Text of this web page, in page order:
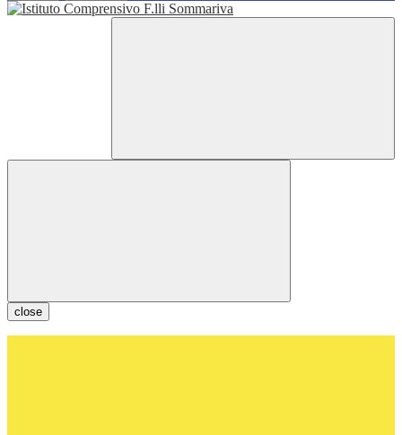
close